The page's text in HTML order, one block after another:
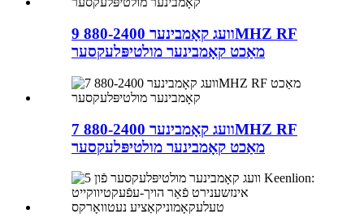
9 וועג קאָמבינער 880-2400MHZ RF
מאַכט קאָמבינער מולטיפּלעקסער
7 וועג קאָמבינער 880-2400MHZ RF
מאַכט קאָמבינער מולטיפּלעקסער